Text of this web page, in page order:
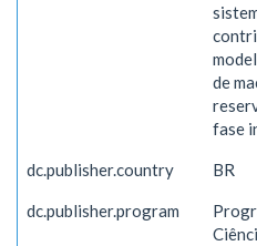
de
fase
dc.publisher.country BR
dc.publisher.program